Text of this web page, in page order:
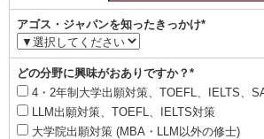
アゴス・ジャパンを知ったきっかけ*
どの分野に興味がおありですか？*
4・2年制大学出願対策、TOEFL、IELTS、
LLM出願対策、TOEFL、IELTS対策
大学院出願対策 (MBA・LLM以外の修士)